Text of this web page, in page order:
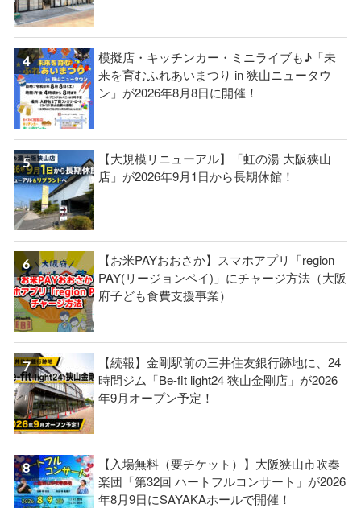
模擬店・キッチンカー・ミニライブも♪「未
来を育むふれあいまつり in 狭山ニュータウ
ン」が2026年8月8日に開催！
【大規模リニューアル】「虹の湯 大阪狭山
店」が2026年9月1日から長期休館！
【お米PAYおおさか】スマホアプリ「region
PAY(リージョンペイ)」にチャージ方法（大阪
府子ども食費支援事業）
【続報】金剛駅前の三井住友銀行跡地に、24
時間ジム「Be-fit light24 狭山金剛店」が2026
年9月オープン予定！
【入場無料（要チケット）】大阪狭山市吹奏
楽団「第32回 ハートフルコンサート」が2026
年8月9日にSAYAKAホールで開催！